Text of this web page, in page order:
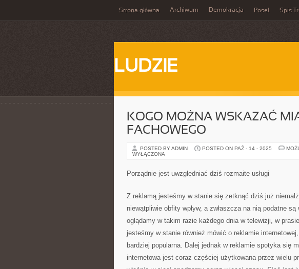
Strona główna Archiwum Demokracja Poseł Spis
LUDZIE
KOGO MOŻNA WSKAZAĆ
FACHOWEGO
POSTED BY ADMIN POSTED ON PAŹ - 14 - 2025
WYŁĄCZONA
Porządnie jest uwzględniać dziś rozmaite usługi
Z reklamą jesteśmy w stanie się zetknąć dziś już
niewątpliwie obfity wpływ, a zwłaszcza na nią podatne
oglądamy w takim razie każdego dnia w telewizji, w
jesteśmy w stanie również mówić o reklamie
bardziej popularna. Dalej jednak w reklamie spotyka się
internetowa jest coraz częściej użytkowana przez wielu